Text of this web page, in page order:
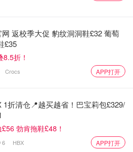
一：电子水墨屏和我们传统阅读的
种保护视力让眼睛感觉轻松的感
粒规律组合排列，而组合后的图
所以只有在切换图案时才会消耗
航时间非常久。
返校季大促 豹纹洞洞鞋£32 葡萄
£35
折！
Crocs APP打开
1折清仓📍越买越省！巴宝莉包£329/
勃肯拖鞋£48！
6 HBX APP打开